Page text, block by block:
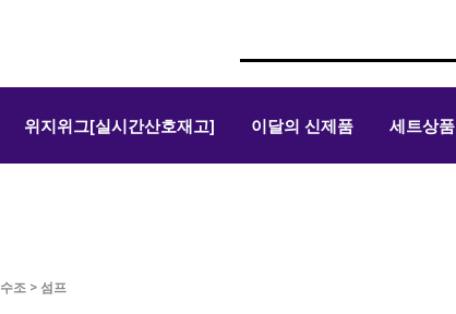
위지위그[실시간산호재고] 이달의 신제품 세트상품
수조 > 섬프